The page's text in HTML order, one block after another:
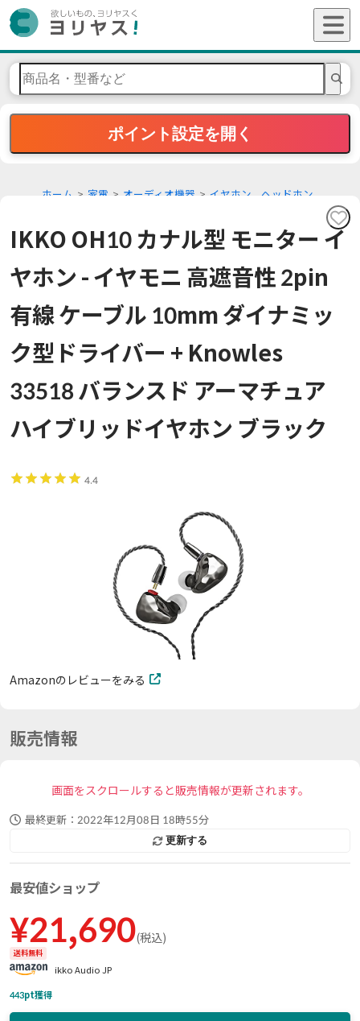
ポイント設定を開く
ホーム 家電 オーディオ機器 イヤホン、ヘッドホン
IKKO OH10 カナル型 モニター イ
ヤホン - イヤモニ 高遮音性 2pin
有線 ケーブル 10mm ダイナミッ
ク型ドライバー + Knowles
33518 バランスド アーマチュア
ハイブリッドイヤホン ブラック
4.4
Amazonのレビューをみる
販売情報
画面をスクロールすると販売情報が更新されます。
最終更新： 2022年12月08日 18時55分
更新する
最安値ショップ
¥21,690(税込)
送料無料
ikko Audio JP
443pt獲得